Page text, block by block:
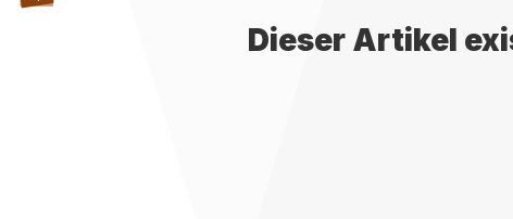
Dieser Artikel